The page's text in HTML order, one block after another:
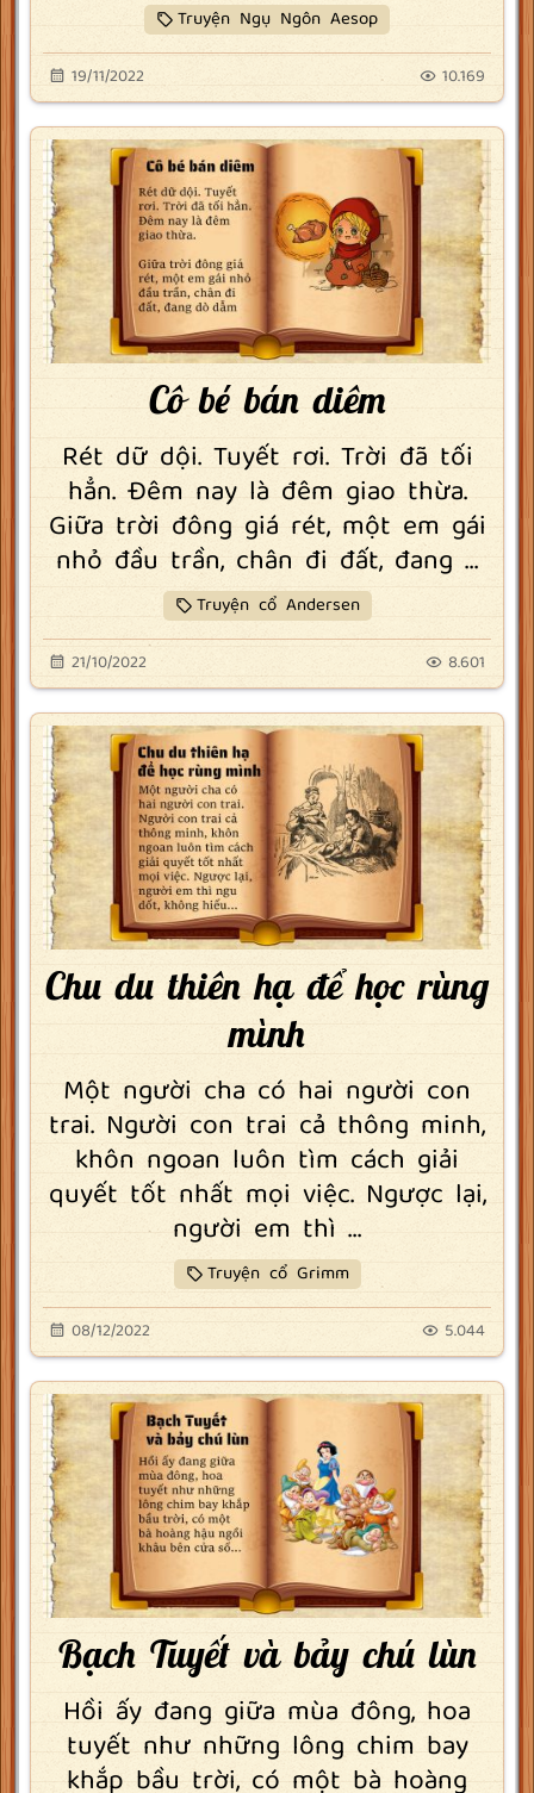
Truyện Ngụ Ngôn Aesop
19/11/2022 10.169
Cô bé bán diêm
Rét dữ dội. Tuyết rơi. Trời đã tối
hẳn. Đêm nay là đêm giao thừa.
Giữa trời đông giá rét, một em gái
nhỏ đầu trần, chân đi đất, đang ...
Truyện cổ Andersen
21/10/2022 8.601
Chu du thiên hạ để học rùng
mình
Một người cha có hai người con
trai. Người con trai cả thông minh,
khôn ngoan luôn tìm cách giải
quyết tốt nhất mọi việc. Ngược lại,
người em thì ...
Truyện cổ Grimm
08/12/2022 5.044
Bạch Tuyết và bảy chú lùn
Hồi ấy đang giữa mùa đông, hoa
tuyết như những lông chim bay
khắp bầu trời, có một bà hoàng